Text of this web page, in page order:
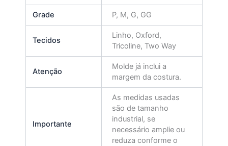
Grade P, M, G, GG
Tecidos
Linho, Oxford,
Tricoline, Two Way
Atenção
Molde já inclui a
margem da costura.
Importante
As medidas usadas
são de tamanho
industrial, se
necessário amplie ou
reduza conforme o